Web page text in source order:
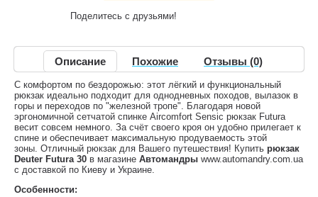
Поделитесь с друзьями!
Описание Похожие Отзывы (0)
C комфортом по бездорожью: этот лёгкий и функциональный
рюкзак идеально подходит для однодневных походов, вылазок в
горы и переходов по "железной тропе". Благодаря новой
эргономичной сетчатой спинке Aircomfort Sensic рюкзак Futura
весит совсем немного. За счёт своего кроя он удобно прилегает к
спине и обеспечивает максимальную продуваемость этой
зоны. Отличный рюкзак для Вашего путешествия! Купить рюкзак
Deuter Futura 30 в магазине Автомандры www.automandry.com.ua
с доставкой по Киеву и Украине.
Особенности: